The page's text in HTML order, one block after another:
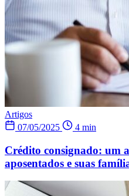
Artigos
07/05/2025
4 min
Crédito consignado: um
aposentados e suas